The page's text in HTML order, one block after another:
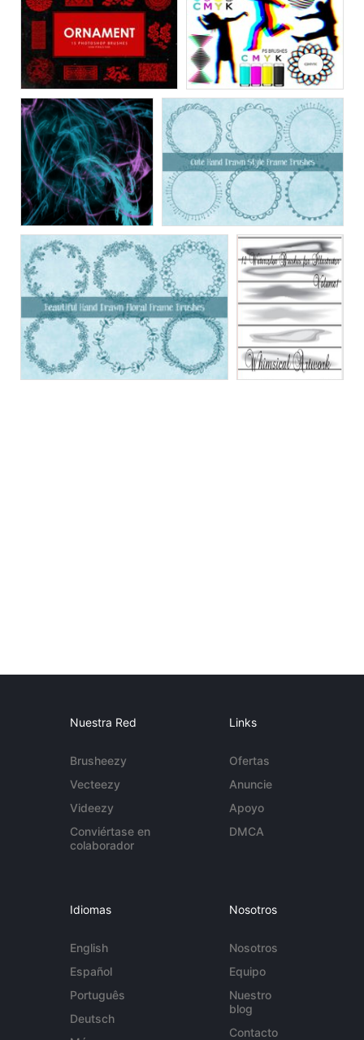
Nuestra Red
Brusheezy
Vecteezy
Videezy
Conviértase en
colaborador
Links
Ofertas
Anuncie
Apoyo
DMCA
Idiomas
English
Español
Português
Deutsch
Nosotros
Nosotros
Equipo
Nuestro
blog
Contacto